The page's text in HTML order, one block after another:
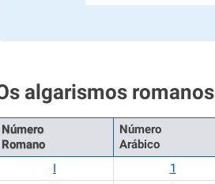
algarismos romanos
Número
Romano
Número
Arábico
I
1